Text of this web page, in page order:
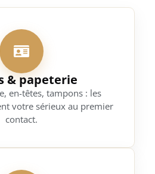
& papeterie
en-têtes, tampons : les
votre sérieux au premier
contact.